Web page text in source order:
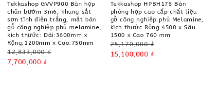
Tekkashop GVVP900 Bàn họp
chân bướm 3m6, khung sắt
sơn tĩnh điện trắng, mặt bàn
gỗ công nghiệp phủ melamine,
kích thước: Dài:3600mm x
Rộng:1200mm x Cao:750mm
Regular
price
12,833,000 ₫
Sale
7,700,000 ₫
Tekkashop HPBH176 Bàn
phòng họp cao cấp chất liệu
gỗ công nghiệp phủ Melamine,
kích thước Rộng 4500 x Sâu
1500 x Cao 760 mm
Regular
price
25,170,000 ₫
Sale
15,100,000 ₫